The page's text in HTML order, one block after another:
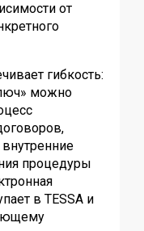
от
гибкость:
можно
процедуры
в TESSA и